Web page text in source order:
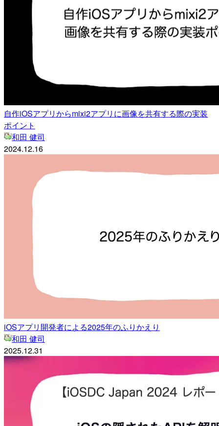
自作iOSアプリからmixi2アプリに画像を共有する際の実装
ポイント
和田 健司
2024.12.16
iOSアプリ開発者による2025年のふりかえり
和田 健司
2025.12.31